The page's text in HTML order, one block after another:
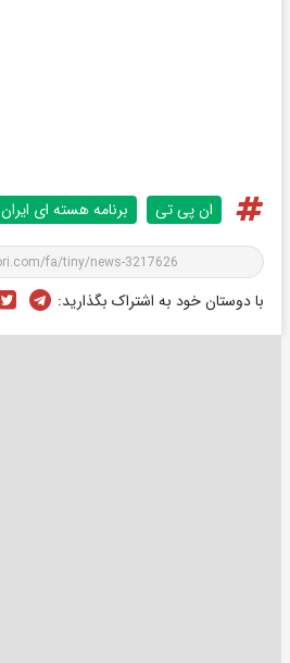
ان پی تی برنامه هسته ای ایران
با دوستان خود به اشتراک بگذارید: